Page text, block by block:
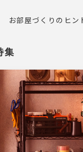
お部屋づくりのヒン
集